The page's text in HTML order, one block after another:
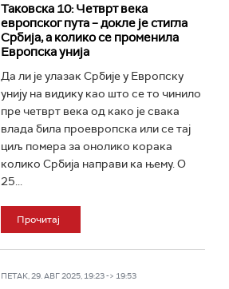
Таковска 10: Четврт века
европског пута – докле је стигла
Србија, а колико се променила
Европска унија
Да ли је улазак Србије у Европску
унију на видику као што се то чинило
пре четврт века од како је свака
влада била проевропска или се тај
циљ помера за онолико корака
колико Србија направи ка њему. O
25...
Прочитај
ПЕТАК, 29. АВГ 2025, 19:23 -> 19:53